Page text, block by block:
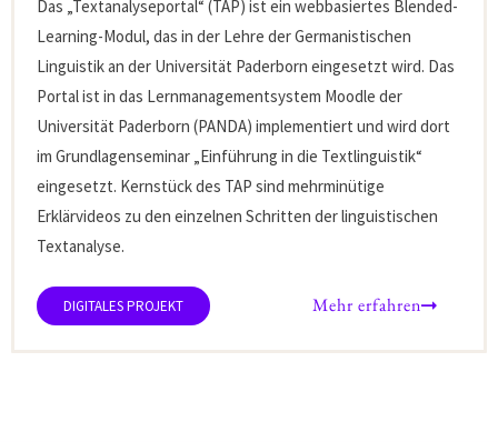
Das „Textanalyseportal“ (TAP) ist ein webbasiertes Blended-
Learning-Modul, das in der Lehre der Germanistischen
Linguistik an der Universität Paderborn eingesetzt wird. Das
Portal ist in das Lernmanagementsystem Moodle der
Universität Paderborn (PANDA) implementiert und wird dort
im Grundlagenseminar „Einführung in die Textlinguistik“
eingesetzt. Kernstück des TAP sind mehrminütige
Erklärvideos zu den einzelnen Schritten der linguistischen
Textanalyse.
Mehr erfahren